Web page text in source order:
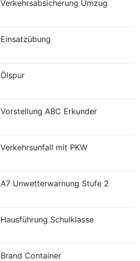
Verkehrsabsicherung Umzug
Einsatzübung
Ölspur
Vorstellung ABC Erkunder
Verkehrsunfall mit PKW
A7 Unwetterwarnung Stufe 2
Hausführung Schulklasse
Brand Container